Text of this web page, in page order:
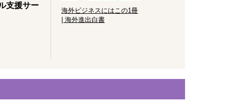
支援サー
海外ビジネスにはこの1冊
| 海外進出白書